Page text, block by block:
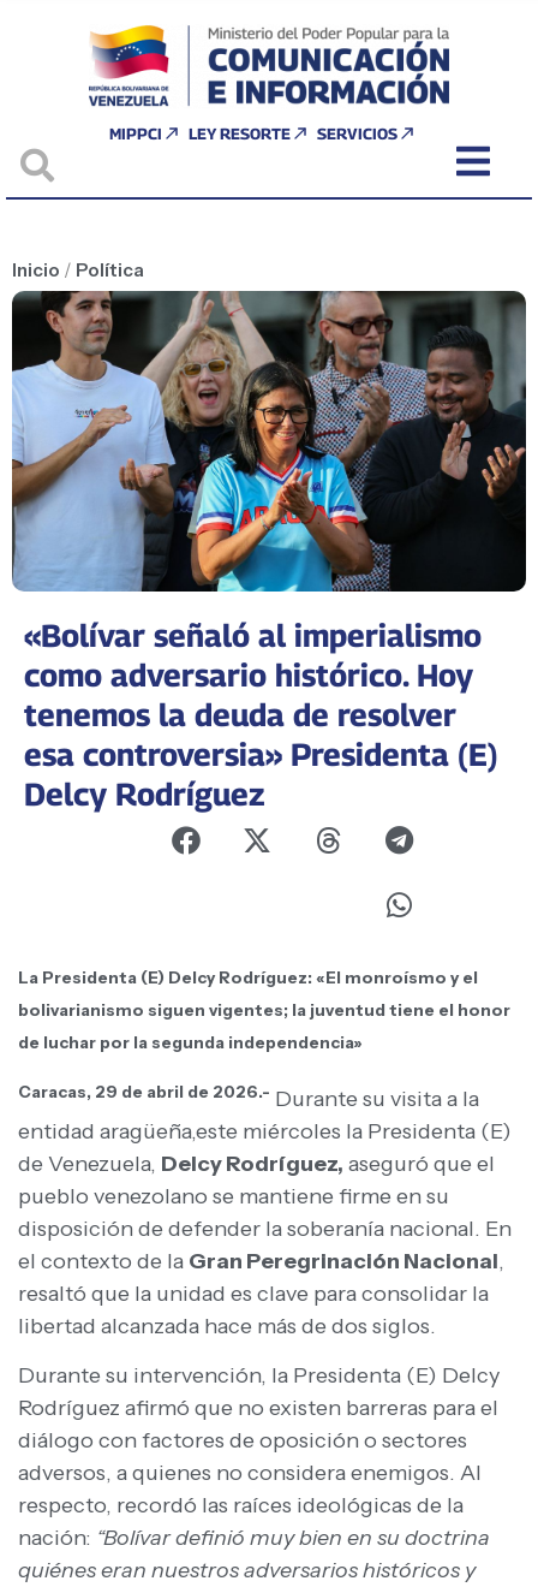
MIPPCI LEY RESORTE SERVICIOS
Inicio / Política
«Bolívar señaló al imperialismo
como adversario histórico. Hoy
tenemos la deuda de resolver
esa controversia» Presidenta (E)
Delcy Rodríguez
La Presidenta (E) Delcy Rodríguez: «El monroísmo y el
bolivarianismo siguen vigentes; la juventud tiene el honor
de luchar por la segunda independencia»
Caracas, 29 de abril de 2026.- Durante su visita a la
entidad aragüeña,este miércoles la Presidenta (E)
de Venezuela, Delcy Rodríguez, aseguró que el
pueblo venezolano se mantiene firme en su
disposición de defender la soberanía nacional. En
el contexto de la Gran Peregrinación Nacional,
resaltó que la unidad es clave para consolidar la
libertad alcanzada hace más de dos siglos.
Durante su intervención, la Presidenta (E) Delcy
Rodríguez afirmó que no existen barreras para el
diálogo con factores de oposición o sectores
adversos, a quienes no considera enemigos. Al
respecto, recordó las raíces ideológicas de la
nación: “Bolívar definió muy bien en su doctrina
quiénes eran nuestros adversarios históricos y